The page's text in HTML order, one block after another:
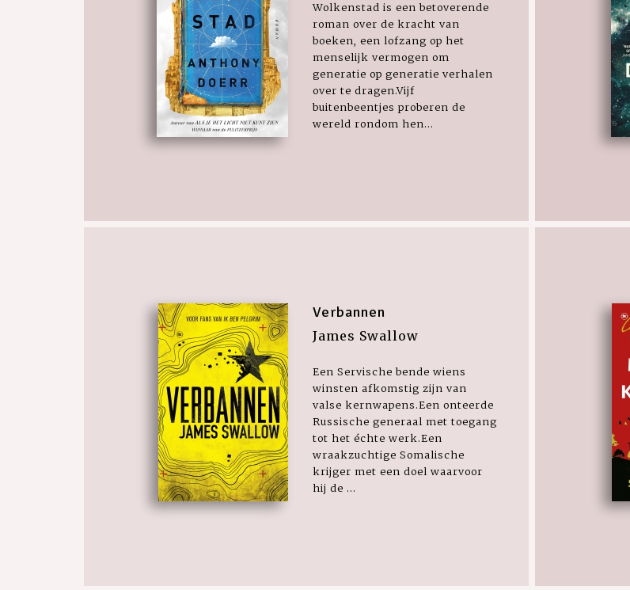
Wolkenstad is een betoverende
roman over de kracht van
boeken, een lofzang op het
menselijk vermogen om
generatie op generatie verhalen
over te dragen.Vijf
buitenbeentjes proberen de
wereld rondom hen...
Verbannen
James Swallow
Een Servische bende wiens
winsten afkomstig zijn van
valse kernwapens.Een onteerde
Russische generaal met toegang
tot het échte werk.Een
wraakzuchtige Somalische
krijger met een doel waarvoor
hij de ...